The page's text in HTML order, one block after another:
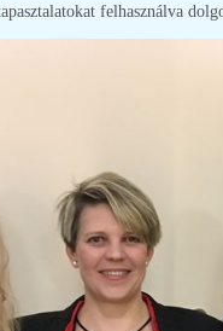
felhasználva